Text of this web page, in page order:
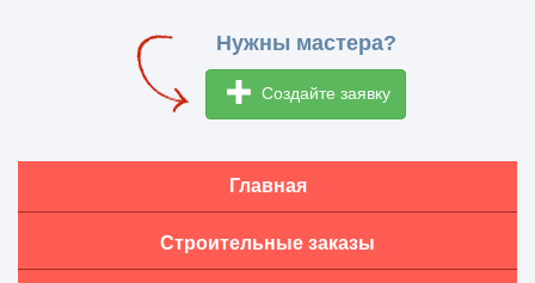
Нужны мастера?
Создайте заявку
Главная
Строительные заказы